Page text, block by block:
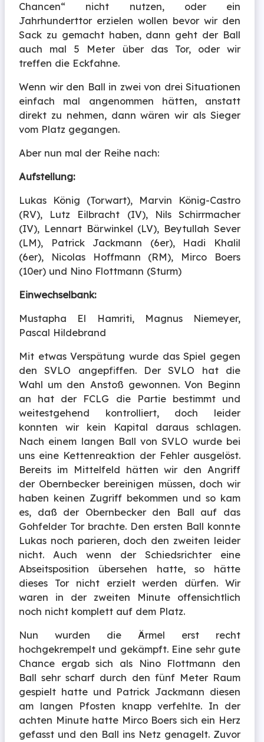
Chancen“ nicht nutzen, oder ein
Jahrhunderttor erzielen wollen bevor wir den
Sack zu gemacht haben, dann geht der Ball
auch mal 5 Meter über das Tor, oder wir
treffen die Eckfahne.
Wenn wir den Ball in zwei von drei Situationen
einfach mal angenommen hätten, anstatt
direkt zu nehmen, dann wären wir als Sieger
vom Platz gegangen.
Aber nun mal der Reihe nach:
Aufstellung:
Lukas König (Torwart), Marvin König-Castro
(RV), Lutz Eilbracht (IV), Nils Schirrmacher
(IV), Lennart Bärwinkel (LV), Beytullah Sever
(LM), Patrick Jackmann (6er), Hadi Khalil
(6er), Nicolas Hoffmann (RM), Mirco Boers
(10er) und Nino Flottmann (Sturm)
Einwechselbank:
Mustapha El Hamriti, Magnus Niemeyer,
Pascal Hildebrand
Mit etwas Verspätung wurde das Spiel gegen
den SVLO angepfiffen. Der SVLO hat die
Wahl um den Anstoß gewonnen. Von Beginn
an hat der FCLG die Partie bestimmt und
weitestgehend kontrolliert, doch leider
konnten wir kein Kapital daraus schlagen.
Nach einem langen Ball von SVLO wurde bei
uns eine Kettenreaktion der Fehler ausgelöst.
Bereits im Mittelfeld hätten wir den Angriff
der Obernbecker bereinigen müssen, doch wir
haben keinen Zugriff bekommen und so kam
es, daß der Obernbecker den Ball auf das
Gohfelder Tor brachte. Den ersten Ball konnte
Lukas noch parieren, doch den zweiten leider
nicht. Auch wenn der Schiedsrichter eine
Abseitsposition übersehen hatte, so hätte
dieses Tor nicht erzielt werden dürfen. Wir
waren in der zweiten Minute offensichtlich
noch nicht komplett auf dem Platz.
Nun wurden die Ärmel erst recht
hochgekrempelt und gekämpft. Eine sehr gute
Chance ergab sich als Nino Flottmann den
Ball sehr scharf durch den fünf Meter Raum
gespielt hatte und Patrick Jackmann diesen
am langen Pfosten knapp verfehlte. In der
achten Minute hatte Mirco Boers sich ein Herz
gefasst und den Ball ins Netz genagelt. Zuvor